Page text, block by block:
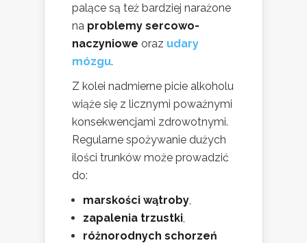
palące są też bardziej narażone
na problemy sercowo-
naczyniowe oraz udary
mózgu.
Z kolei nadmierne picie alkoholu
wiąże się z licznymi poważnymi
konsekwencjami zdrowotnymi.
Regularne spożywanie dużych
ilości trunków może prowadzić
do:
marskości wątroby
zapalenia trzustki
różnorodnych schorzeń